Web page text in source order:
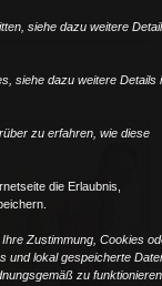
siehe dazu weitere
siehe dazu weitere Details
zu erfahren, wie diese
die Erlaubnis,
Zustimmung, Cookies
und lokal gespeicherte
zu